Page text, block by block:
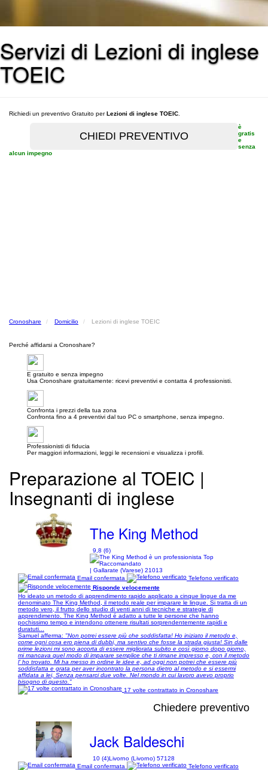
Servizi di Lezioni di inglese
TOEIC
Richiedi un preventivo Gratuito perLezioni di inglese TOEIC
è
gratis
e
senza
alcun impegno
Cronoshare Domicilio Lezioni di inglese TOEIC
Perché affidarsi a Cronoshare?
E gratuito e senza impegno
Usa Cronoshare gratuitamente: ricevi preventivi e contatta 4 professionisti.
Confronta i prezzi della tua zona
Confronta fino a 4 preventivi dal tuo PC o smartphone, senza impegno.
Professionisti di fiducia
Per maggiori informazioni, leggi le recensioni e visualizza i profili.
Preparazione al TOEIC |
Insegnanti di inglese
The King Method
9,8 (6)
| Gallarate (Varese) 21013
Email confermata
Telefono verificato
Risponde velocemente
Ho ideato un metodo di apprendimento rapido applicato a cinque lingue da me
denominato The King Method, il metodo reale per imparare le lingue. Si tratta di un
metodo vero, il frutto dello studio di venti anni di tecniche e strategie di
apprendimento. The King Method é adatto a tutte le persone che hanno
pochissimo tempo e intendono ottenere risultati sorprendentemente rapidi e
duratuti...
Samuel afferma: "Non potrei essere più che soddisfatta! Ho iniziato il metodo e,
come ogni cosa ero piena di dubbi, ma sentivo che fosse la strada giusta! Sin dalle
prime lezioni mi sono accorta di essere migliorata subito e così giorno dopo giorno,
mi mancava quel modo di imparare semplice che ti rimane impresso e, con il metodo
l' ho trovato. Mi ha messo in ordine le idee e, ad oggi non potrei che essere più
soddisfatta e grata per aver incontrato la persona dietro al metodo e si essermi
affidata a lei, Senza pensarci due volte. Nel mondo in cui lavoro avevo proprio
bisogno di questo."
17 volte contrattato in Cronoshare
Chiedere preventivo
Jack Baldeschi
10 (4)Livorno (Livorno) 57128
Email confermata
Telefono verificato